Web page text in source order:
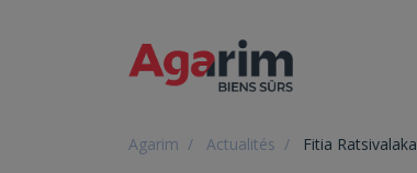
Agarim Actualités Fitia Ratsivalaka